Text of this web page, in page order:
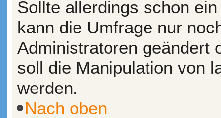
Sollte allerdings schon
kann die Umfrage nur
Administratoren geändert
soll die Manipulation von
werden.
Nach oben